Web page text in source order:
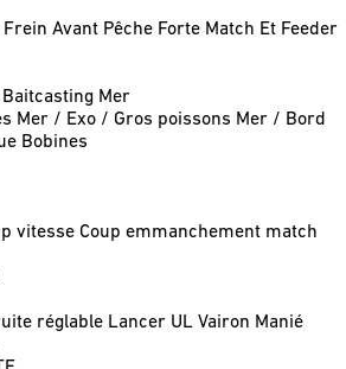
Frein Avant Pêche Forte Match Et Feeder
Baitcasting Mer
Mer / Exo / Gros poissons Mer / Bord
Bobines
vitesse Coup emmanchement match
réglable Lancer UL Vairon Manié